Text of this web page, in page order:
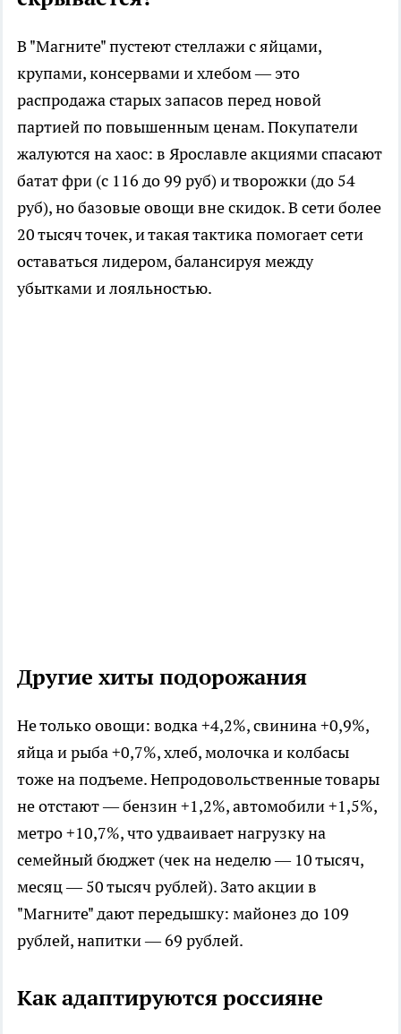
В "Магните" пустеют стеллажи с яйцами,
крупами, консервами и хлебом — это
распродажа старых запасов перед новой
партией по повышенным ценам. Покупатели
жалуются на хаос: в Ярославле акциями спасают
батат фри (с 116 до 99 руб) и творожки (до 54
руб), но базовые овощи вне скидок. В сети более
20 тысяч точек, и такая тактика помогает сети
оставаться лидером, балансируя между
убытками и лояльностью.
Другие хиты подорожания
Не только овощи: водка +4,2%, свинина +0,9%,
яйца и рыба +0,7%, хлеб, молочка и колбасы
тоже на подъеме. Непродовольственные товары
не отстают — бензин +1,2%, автомобили +1,5%,
метро +10,7%, что удваивает нагрузку на
семейный бюджет (чек на неделю — 10 тысяч,
месяц — 50 тысяч рублей). Зато акции в
"Магните" дают передышку: майонез до 109
рублей, напитки — 69 рублей.
Как адаптируются россияне